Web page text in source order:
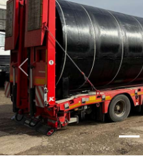
Предыдущий